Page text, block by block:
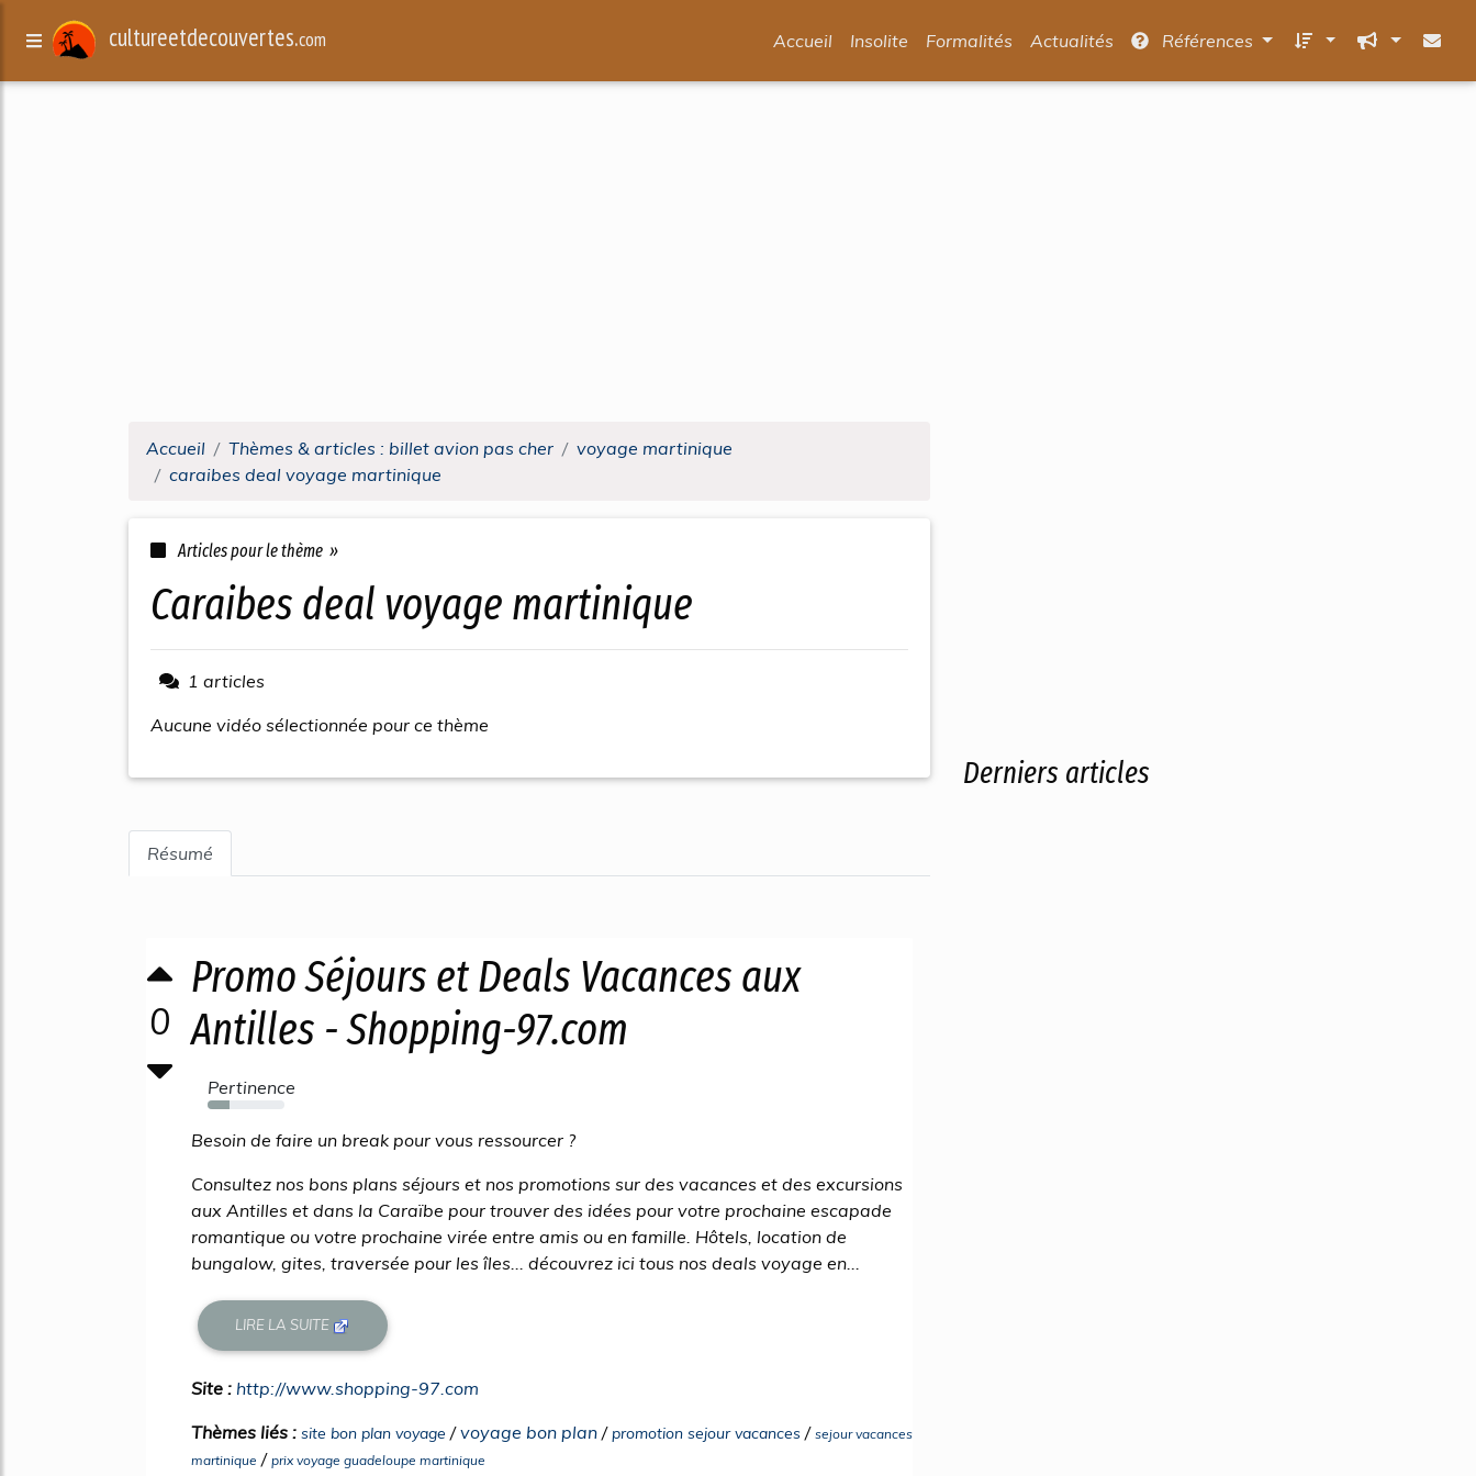
cultureetdecouvertes.com Accueil Insolite Formalités Actualités Références
Accueil Thèmes & articles : billet avion pas cher
voyage martinique
caraibes deal voyage martinique
Articles pour le thème »
caraibes deal voyage martinique
1 articles
Aucune vidéo sélectionnée pour ce thème
Résumé
0
Promo Séjours et Deals Vacances aux
Antilles - Shopping-97.com
Pertinence
28%
Besoin de faire un break pour vous ressourcer ?
Consultez nos bons plans séjours et nos promotions sur des vacances et des excursions
aux Antilles et dans la Caraïbe pour trouver des idées pour votre prochaine escapade
romantique ou votre prochaine virée entre amis ou en famille. Hôtels, location de
bungalow, gites, traversée pour les îles... découvrez ici tous nos deals voyage en...
LIRE LA SUITE
Site : http://www.shopping-97.com
Thèmes liés : site bon plan voyage /voyage bon plan /promotion sejour vacances / sejour vacances
martinique / prix voyage guadeloupe martinique
Derniers articles